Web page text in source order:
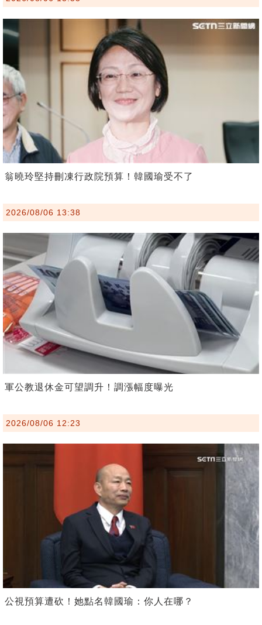
翁曉玲堅持刪凍行政院預算！韓國瑜受不了
2026/08/06 13:38
軍公教退休金可望調升！調漲幅度曝光
2026/08/06 12:23
公視預算遭砍！她點名韓國瑜：你人在哪？